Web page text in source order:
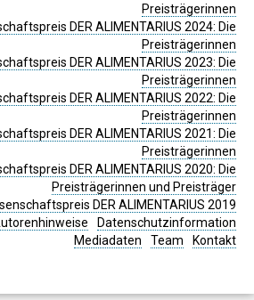
Preisträgerinnen
DER ALIMENTARIUS 2024: Die
Preisträgerinnen
DER ALIMENTARIUS 2023: Die
Preisträgerinnen
DER ALIMENTARIUS 2022: Die
Preisträgerinnen
DER ALIMENTARIUS 2021: Die
Preisträgerinnen
DER ALIMENTARIUS 2020: Die
Preisträgerinnen und Preisträger
DER ALIMENTARIUS 2019
Datenschutzinformation
Mediadaten
Team Kontakt